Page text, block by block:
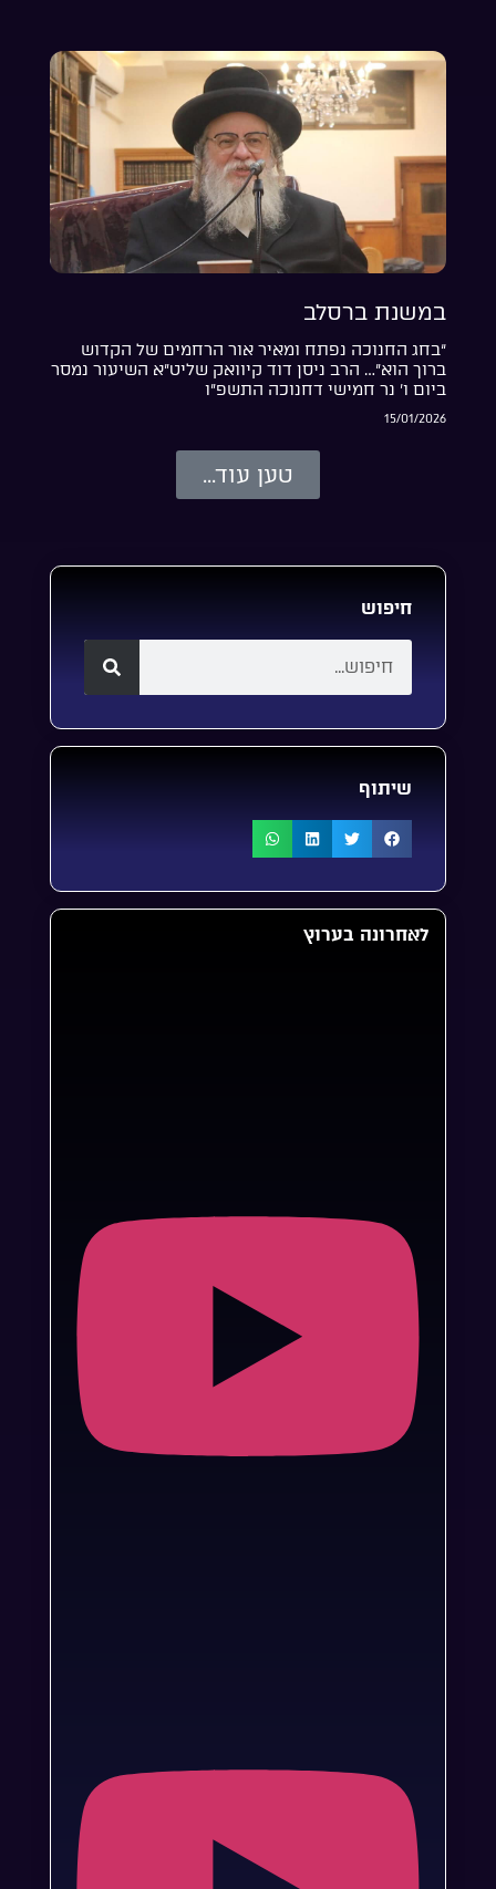
במשנת ברסלב
“בחג החנוכה נפתח ומאיר אור הרחמים של הקדוש
ברוך הוא”… הרב ניסן דוד קיוואק שליט”א השיעור נמסר
ביום ו’ נר חמישי דחנוכה התשפ”ו
15/01/2026
טען עוד...
חיפוש
שיתוף
לאחרונה בערוץ